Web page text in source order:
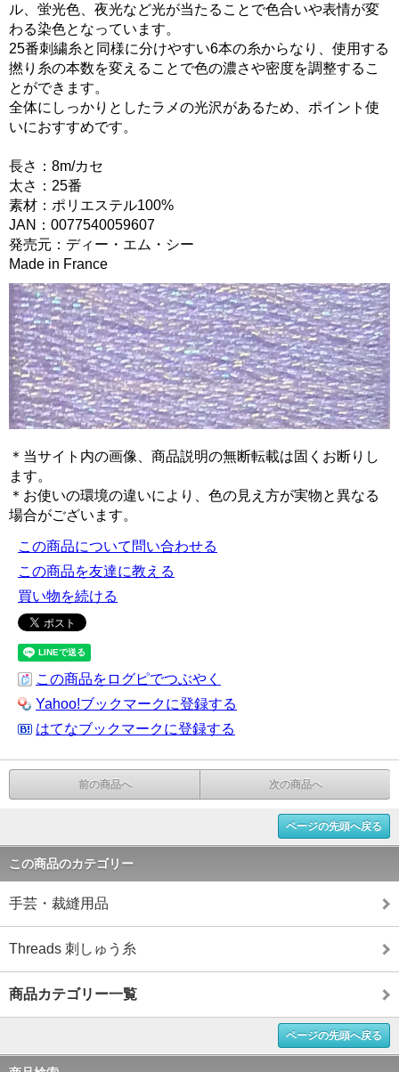
ル、蛍光色、夜光など光が当たることで色合いや表情が変
わる染色となっています。
25番刺繍糸と同様に分けやすい6本の糸からなり、使用する
撚り糸の本数を変えることで色の濃さや密度を調整するこ
とができます。
全体にしっかりとしたラメの光沢があるため、ポイント使
いにおすすめです。
長さ：8m/カセ
太さ：25番
素材：ポリエステル100%
JAN：0077540059607
発売元：ディー・エム・シー
Made in France
＊当サイト内の画像、商品説明の無断転載は固くお断りし
ます。
＊お使いの環境の違いにより、色の見え方が実物と異なる
場合がございます。
この商品について問い合わせる
この商品を友達に教える
買い物を続ける
この商品をログピでつぶやく
Yahoo!ブックマークに登録する
はてなブックマークに登録する
前の商品へ 次の商品へ
ページの先頭へ戻る
この商品のカテゴリー
手芸・裁縫用品
Threads 刺しゅう糸
商品カテゴリー一覧
ページの先頭へ戻る